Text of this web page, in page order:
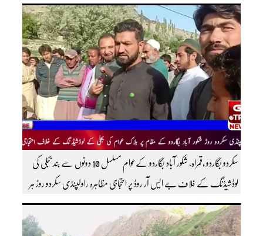
سبسکرائب کریں
سکردو بگاردو ،قمراہ، شکور آباد بگاردو کےعوام مسلسل 10 دونوں سے بند بجلی کی
لوڈشیڈنگ کے خلاف جے ایس آر روڈ پر احتجاجی مظاہرہ راولپنڈی سکردو روڑ ہر
قسم کی ٹریفک کے لئے بند۔۔ مزید اپڈیٹس کے لیے ہمارے یوٹیوب چینل کو
سبسکرائب کریں